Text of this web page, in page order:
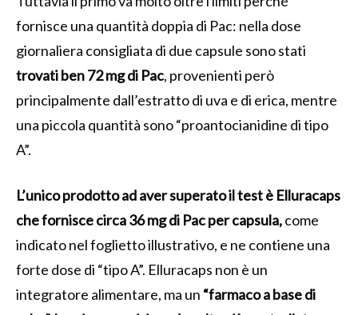
fornisce una quantità doppia di Pac: nella dose
giornaliera consigliata di due capsule sono stati
trovati ben 72 mg di Pac, provenienti però
principalmente dall’estratto di uva e di erica, mentre
una piccola quantità sono “proantocianidine di tipo
A”.
L’unico prodotto ad aver superato il test è Elluracaps
che fornisce circa 36 mg di Pac per capsula,come
indicato nel foglietto illustrativo, e ne contiene una
forte dose di “tipo A”. Elluracaps non è un
integratore alimentare, ma un “farmaco a base di